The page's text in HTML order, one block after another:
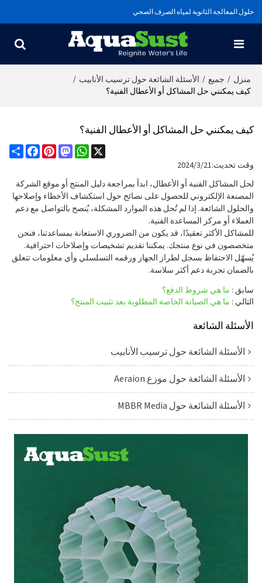
حلول المعالجة الثانوية لمياه الصرف الصحي
منزل / جميع / الأسئلة الشائعة حول ترسيب الأنابيب /
كيف يمكنني حل المشاكل أو الأعطال الفنية؟
كيف يمكنني حل المشاكل أو الأعطال الفنية؟
Share
FacebookPinterest
MastodonWhatsApp
X
وقت تحديث:2024/3/21
لحل المشاكل الفنية أو الأعطال، ابدأ بمراجعة دليل المنتج أو موقع الشركة
المصنعة الإلكتروني للحصول على نصائح حول استكشاف الأخطاء وإصلاحها
والحلول الشائعة. إذا لم تُحل هذه الموارد المشكلة، يُنصح بالتواصل مع دعم
العملاء أو مركز المساعدة الفنية.
للمشاكل الأكثر تعقيدًا، قد يكون من الضروري الاستعانة بمساعدتنا، فنحن
متخصصون في نوع منتجك. يمكننا تقديم تشخيصات وإصلاحات احترافية.
يُسهّل الاحتفاظ بسجل لطراز الجهاز ورقمه التسلسلي وأي معلومات تتعلق
بالضمان تجربة دعم أكثر سلاسة.
سابق ما هي شروط الدفع؟
التالي ما هي الصيانة الخاصة المطلوبة بعد تثبيت المنتج؟
الأسئلة الشائعة
الأسئلة الشائعة حول ترسيب الأنابيب
الأسئلة الشائعة حول موزع Aeraion
الأسئلة الشائعة حول MBBR Media